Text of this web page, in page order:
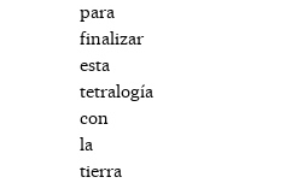
para
finalizar
esta
tetralogía
con
la
tierra